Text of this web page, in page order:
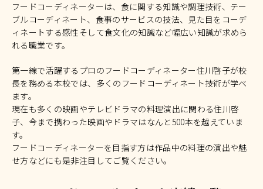
フードコーディネーターは、食に関する知識や調理技術、テー
ブルコーディネート、食事のサービスの技法、見た目をコーデ
ィネートする感性そして食文化の知識など幅広い知識が求めら
れる職業です。
第一線で活躍するプロのフードコーディネーター住川啓子が校
長を務める本校では、多くのフードコーディネート技術が学べ
ます。
現在も多くの映画やテレビドラマの料理演出に関わる住川啓
子、今まで携わった映画やドラマはなんと500本を越えていま
す。
フードコーディネーターを目指す方は作品中の料理の演出や魅
せ方などにも是非注目してご覧ください。